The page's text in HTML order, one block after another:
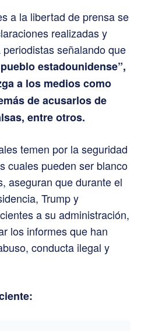
a la libertad de prensa se
realizadas y
señalando que
estadounidense”,
a los medios como
de acusarlos de
entre otros.
temen por la seguridad
cuales pueden ser blanco
aseguran que durante el
Trump y
a su administración,
los informes que han
conducta ilegal y